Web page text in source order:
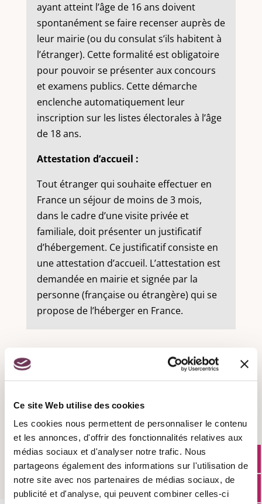
Ce site Web utilise des cookies
Les cookies nous permettent de personnaliser le contenu
et les annonces, d'offrir des fonctionnalités relatives aux
médias sociaux et d'analyser notre trafic. Nous
partageons également des informations sur l'utilisation de
notre site avec nos partenaires de médias sociaux, de
publicité et d'analyse, qui peuvent combiner celles-ci
ayant atteint l’âge de 16 ans doivent
spontanément se faire recenser auprès de
leur mairie (ou du consulat s’ils habitent à
l’étranger). Cette formalité est obligatoire
pour pouvoir se présenter aux concours
et examens publics. Cette démarche
enclenche automatiquement leur
inscription sur les listes électorales à l’âge
de 18 ans.
Attestation d’accueil :
Tout étranger qui souhaite effectuer en
France un séjour de moins de 3 mois,
dans le cadre d’une visite privée et
familiale, doit présenter un justificatif
d’hébergement. Ce justificatif consiste en
une attestation d’accueil. L’attestation est
demandée en mairie et signée par la
personne (française ou étrangère) qui se
propose de l’héberger en France.
Recensement militaire :
Attestation d'accueil :